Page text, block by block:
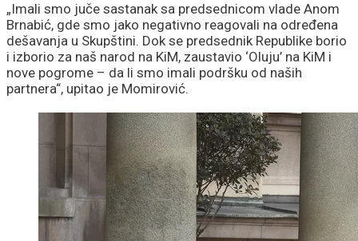
„Imali smo juče sastanak sa predsednicom vlade Anom
Brnabić, gde smo jako negativno reagovali na određena
dešavanja u Skupštini. Dok se predsednik Republike borio
i izborio za naš narod na KiM, zaustavio ‘Oluju’ na KiM i
nove pogrome – da li smo imali podršku od naših
partnera“, upitao je Momirović.